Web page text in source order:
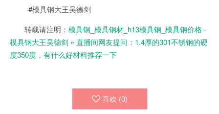
#模具钢大王吴德剑
转载请注明： 模具钢_模具钢材_h13模具钢_模具钢价格 -
模具钢大王吴德剑 » 直播间网友提问：1.4厚的301不锈钢的硬
度350度，有什么好材料推荐一下
喜欢 (0)